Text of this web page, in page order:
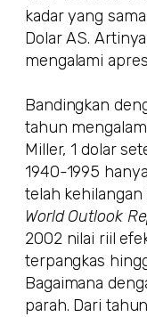
kadar yang
Dolar AS.
mengalami
Bandingkan
tahun
Miller, 1 dolar
1940-1995
telah kehilangan
World Outlook
2002 nilai riil
terpangkas
Bagaimana
parah. Dari